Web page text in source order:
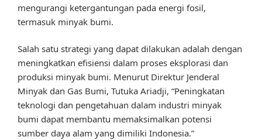
mengurangi ketergantungan pada energi fosil,
termasuk minyak bumi.
Salah satu strategi yang dapat dilakukan adalah dengan
meningkatkan efisiensi dalam proses eksplorasi dan
produksi minyak bumi. Menurut Direktur Jenderal
Minyak dan Gas Bumi, Tutuka Ariadji, “Peningkatan
teknologi dan pengetahuan dalam industri minyak
bumi dapat membantu memaksimalkan potensi
sumber daya alam yang dimiliki Indonesia.”